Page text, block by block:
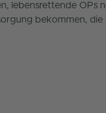
lebensrettende OPs
bekommen,